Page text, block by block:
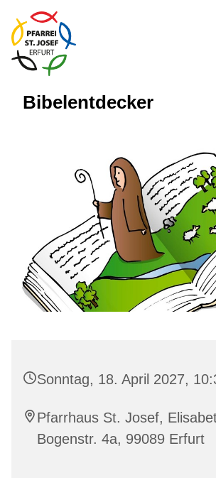
Bibelentdecker
Sonntag, 18. April 2027,
Pfarrhaus St. Josef,
Bogenstr. 4a, 99089 Erfurt